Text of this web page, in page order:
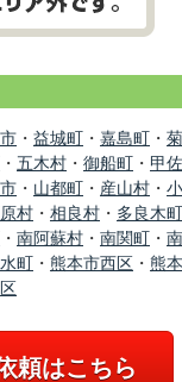
・ 益城町 ・ 嘉島町 ・
・ 五木村 ・ 御船町 ・ 甲佐
・ 山都町 ・ 産山村 ・
村 ・ 相良村 ・ 多良木町
・ 南阿蘇村 ・ 南関町 ・
町 ・ 熊本市西区 ・ 熊
頼はこちら